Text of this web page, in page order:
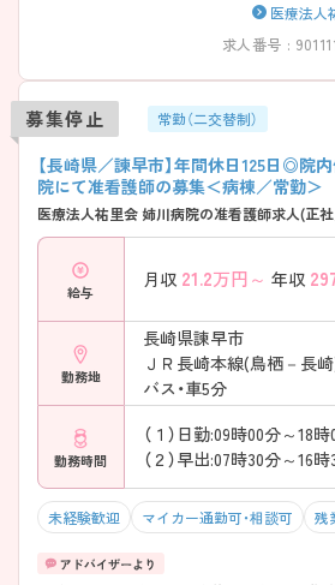
医療法人
求人番号 :
募集停止 常勤（二交替制）
【長崎県／諫早市】年間休日125日◎院
院にて准看護師の募集＜病棟／常勤＞
医療法人祐里会 姉川病院の准看護師求人(正
給与
月収 21.2万円～ 年収
勤務地
長崎県諫早市
ＪＲ長崎本線(鳥栖－長崎
バス・車5分
勤務時間
（１）日勤:09時00分～18時
（２）早出:07時30分～16時
未経験歓迎 マイカー通勤可・相談可 残